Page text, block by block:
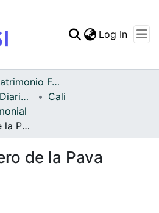
Statistics
Log In
Archivo del Patrimonio Fotográfico y Fílmico del Valle del Cauca
Fondo Fotográfico Diario Occidente
Cali
Fernando Calero de la Pava
de la Pava